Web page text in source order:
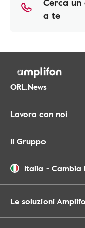
a te
ORL.News
Lavora con noi
Il Gruppo
Italia - Cambia
Le soluzioni